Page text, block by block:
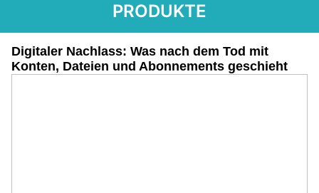
PRODUKTE
Digitaler Nachlass: Was nach dem Tod mit
Konten, Dateien und Abonnements geschieht